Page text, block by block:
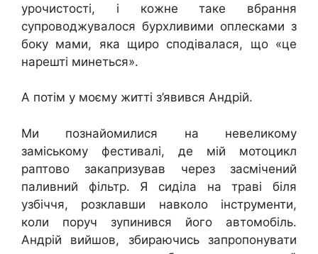
урочистості, і кожне таке вбрання
супроводжувалося бурхливими оплесками з
боку мами, яка щиро сподівалася, що «це
нарешті минеться».
А потім у моєму житті з’явився Андрій.
Ми познайомилися на невеликому
заміському фестивалі, де мій мотоцикл
раптово закапризував через засмічений
паливний фільтр. Я сиділа на траві біля
узбіччя, розклавши навколо інструменти,
коли поруч зупинився його автомобіль.
Андрій вийшов, збираючись запропонувати